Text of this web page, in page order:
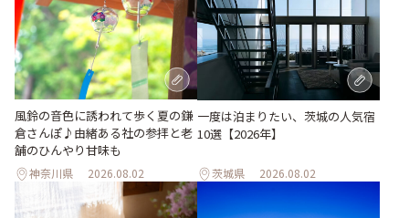
風鈴の音色に誘われて歩く夏の鎌
倉さんぽ♪由緒ある社の参拝と老
舗のひんやり甘味も
神奈川県 2026.08.02
一度は泊まりたい、茨城の人気宿
10選【2026年】
茨城県 2026.08.02